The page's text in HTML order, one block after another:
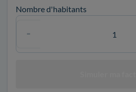
Nombre d'habitants